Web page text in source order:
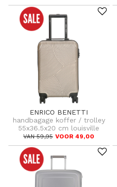
ENRICO BENETTI
handbagage koffer / trolley
55x36.5x20 cm louisville
VAN 59,95 VOOR 49,00